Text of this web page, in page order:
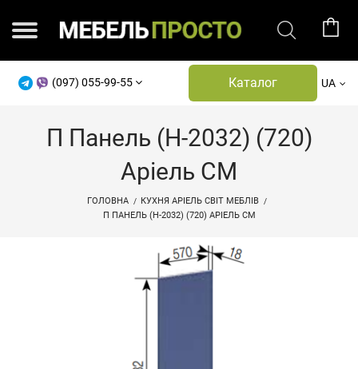
(097) 055-99-55 Каталог UA
П Панель (Н-2032) (720)
Аріель СМ
ГОЛОВНА
КУХНЯ АРІЕЛЬ СВІТ МЕБЛІВ
П ПАНЕЛЬ (Н-2032) (720) АРІЕЛЬ СМ